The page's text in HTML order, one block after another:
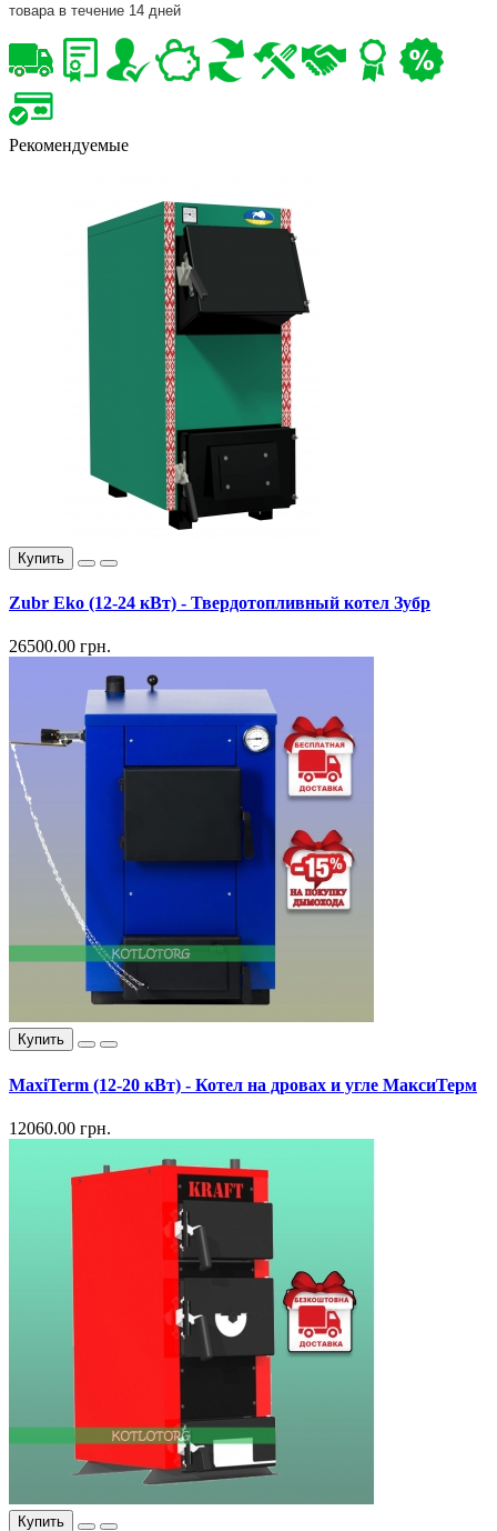
товара в течение 14 дней
Рекомендуемые
Купить
Zubr Eko (12-24 кВт) - Твердотопливный котел Зубр
26500.00 грн.
Купить
MaxiTerm (12-20 кВт) - Котел на дровах и угле МаксиТерм
12060.00 грн.
Купить